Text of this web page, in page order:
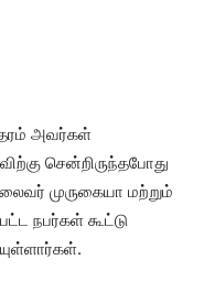
அவர்கள்
சென்றிருந்தபோது
முருகையா மற்றும்
நபர்கள் கூட்டு